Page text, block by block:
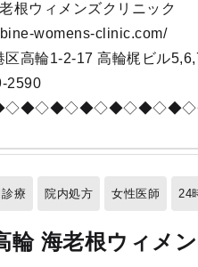
根ウィメンズクリニック
womens-clinic.com/
区高輪1-2-17 高輪梶ビル
2590
療 院内処方 女性医師 24
輪 海老根ウィメ